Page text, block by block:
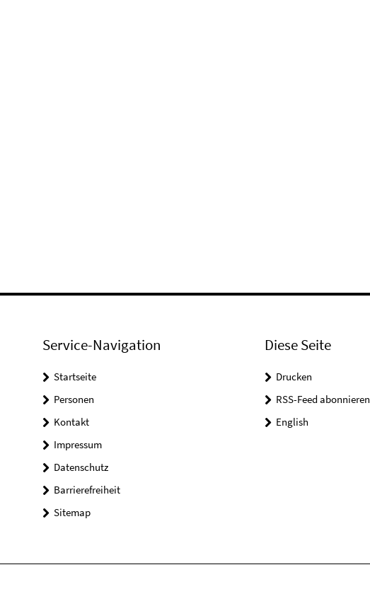
Service-Navigation
Startseite
Personen
Kontakt
Impressum
Datenschutz
Barrierefreiheit
Sitemap
Diese Seite
Drucken
RSS-Feed abonnieren
English